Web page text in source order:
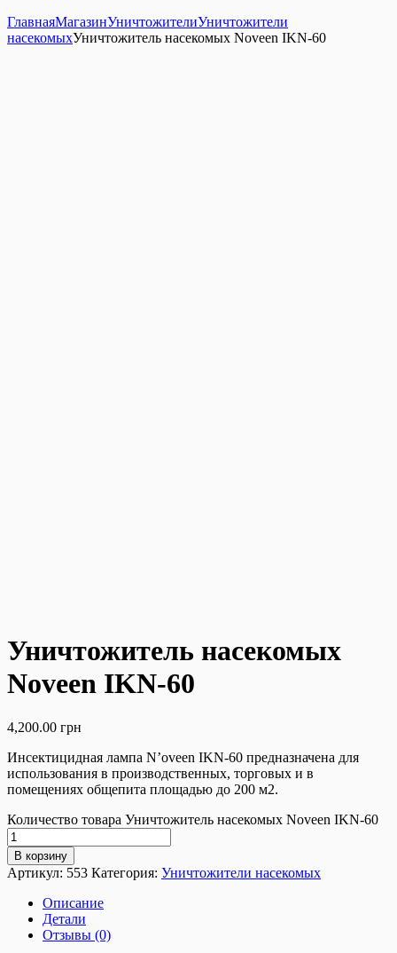
ГлавнаяМагазинУничтожителиУничтожители
насекомыхУничтожитель насекомых Noveen IKN-60
Уничтожитель насекомых
Noveen IKN-60
4,200.00 грн
Инсектицидная лампа N’oveen IKN-60 предназначена для
использования в производственных, торговых и в
помещениях общепита площадью до 200 м2.
Количество товара Уничтожитель насекомых Noveen IKN-60
В корзину
Артикул: 553 Категория: Уничтожители насекомых
Описание
Детали
Отзывы (0)